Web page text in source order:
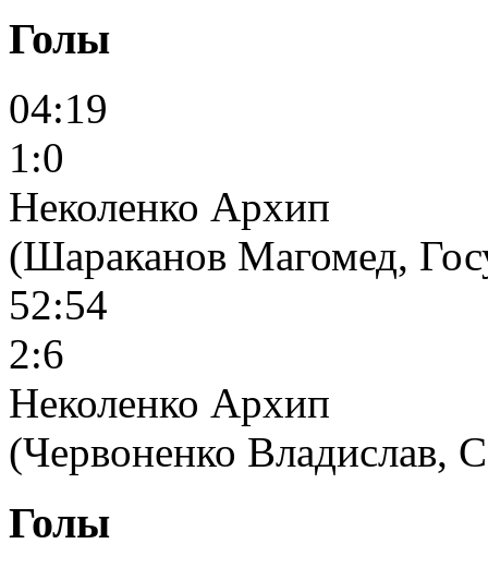
Голы
04:19
1:0
Неколенко Архип
(Шараканов Магомед,
52:54
2:6
Неколенко Архип
(Червоненко Владислав,
Голы